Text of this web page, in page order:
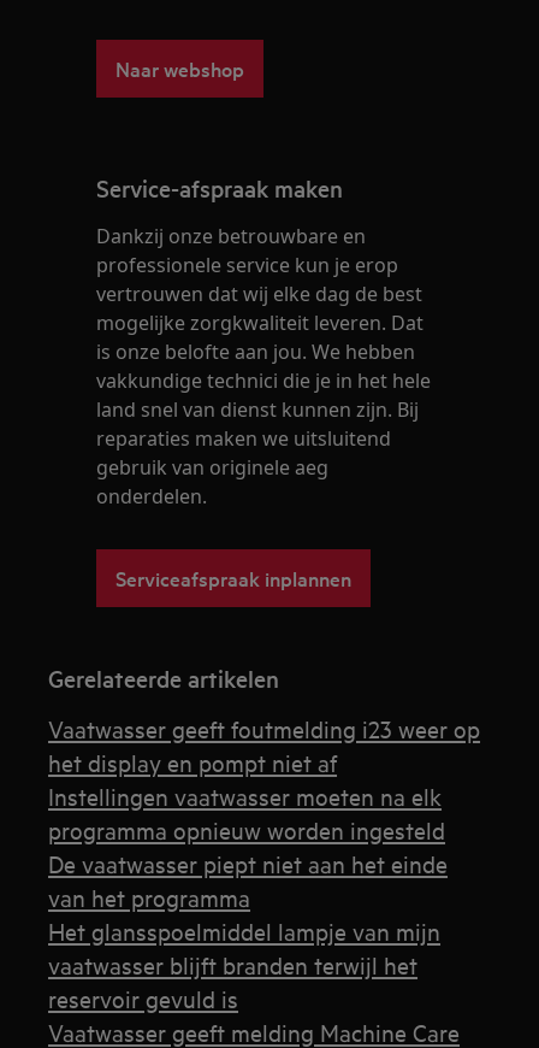
Naar webshop
Service-afspraak maken
Dankzij onze betrouwbare en
professionele service kun je erop
vertrouwen dat wij elke dag de best
mogelijke zorgkwaliteit leveren. Dat
is onze belofte aan jou. We hebben
vakkundige technici die je in het hele
land snel van dienst kunnen zijn. Bij
reparaties maken we uitsluitend
gebruik van originele aeg
onderdelen.
Serviceafspraak inplannen
Gerelateerde artikelen
Vaatwasser geeft foutmelding i23 weer op
het display en pompt niet af
Instellingen vaatwasser moeten na elk
programma opnieuw worden ingesteld
De vaatwasser piept niet aan het einde
van het programma
Het glansspoelmiddel lampje van mijn
vaatwasser blijft branden terwijl het
reservoir gevuld is
Vaatwasser geeft melding Machine Care